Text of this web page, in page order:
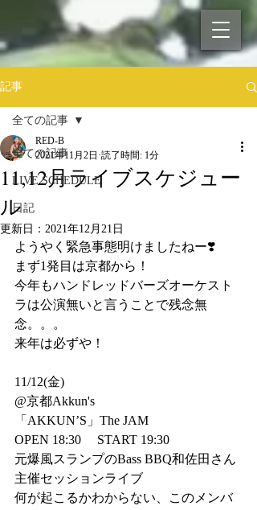
記事
全ての記事
LIVE SCHEDULE
日記
全ての記事
11,12月ライブスケジュー
ル
RED-B
2021年11月2日 読了時間: 1分
更新日： 2021年12月21日
ようやく緊急事態明けましたねー❣️
まず1発目は京都から！
今年もハンドレッドバーズオーケスト
ラは公演無いと言うことで残念無
念。。。
来年は必ずや！
11/12(金)
@京都Akkun's
「AKKUN’S」The JAM
OPEN 18:30 　START 19:30
元爆風スランプのBass BBQ和佐田さん
主催セッションライブ
何が起こるかわからない、このメンバ